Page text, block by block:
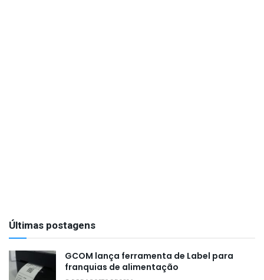
Últimas postagens
GCOM lança ferramenta de Label para
franquias de alimentação